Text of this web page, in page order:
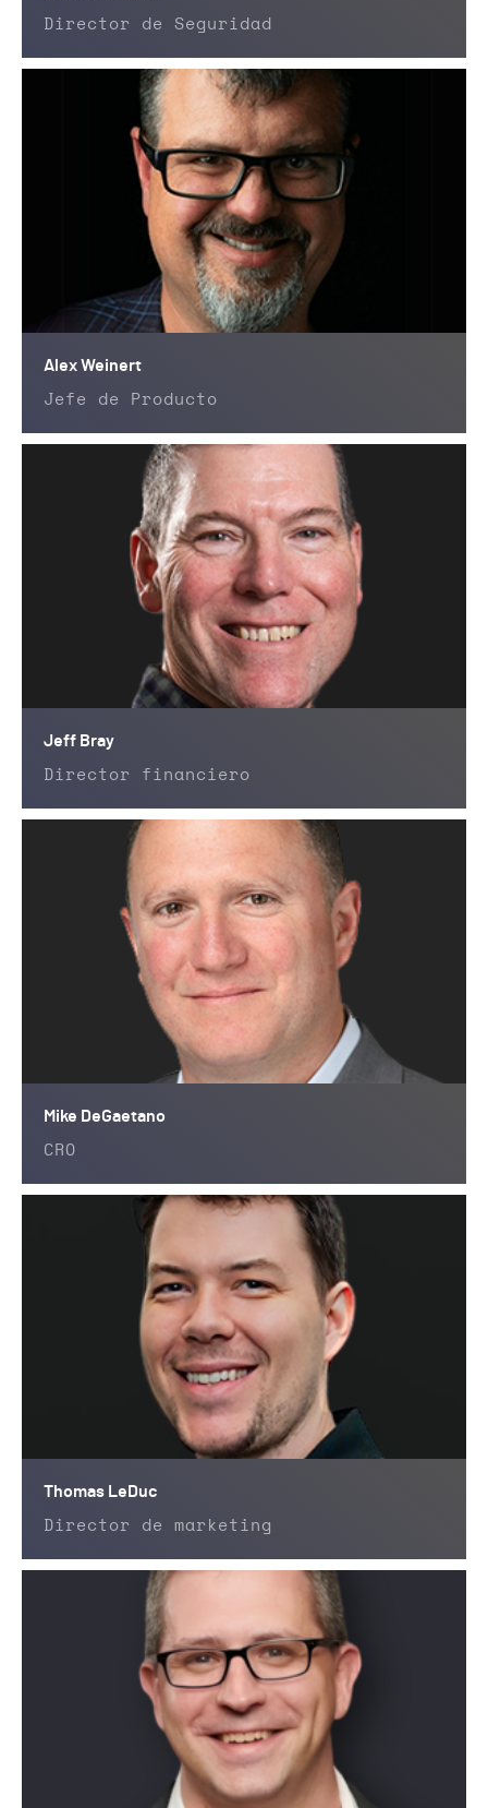
Director de Seguridad
Alex Weinert
Jefe de Producto
Jeff Bray
Director financiero
Mike DeGaetano
CRO
Thomas LeDuc
Director de marketing